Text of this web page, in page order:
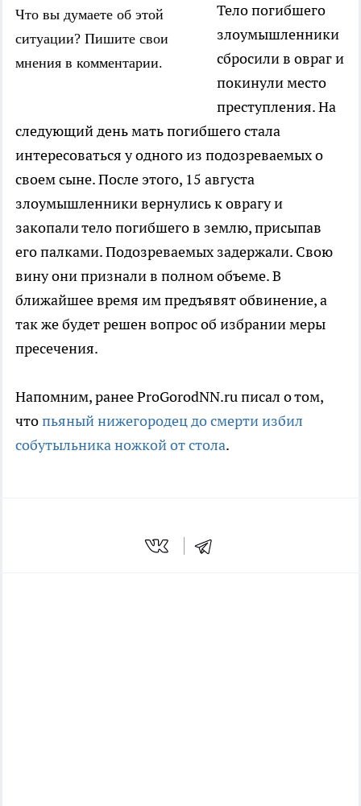
Что вы думаете об этой
ситуации? Пишите свои
мнения в комментарии.
Тело погибшего
злоумышленники
сбросили в овраг и
покинули место
преступления. На
следующий день мать погибшего стала
интересоваться у одного из подозреваемых о
своем сыне. После этого, 15 августа
злоумышленники вернулись к оврагу и
закопали тело погибшего в землю, присыпав
его палками. Подозреваемых задержали. Свою
вину они признали в полном объеме. В
ближайшее время им предъявят обвинение, а
так же будет решен вопрос об избрании меры
пресечения.
Напомним, ранее ProGorodNN.ru писал о том,
чтопьяный нижегородец до смерти избил
собутыльника ножкой от стола.